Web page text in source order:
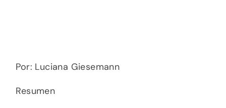
Por: Luciana Giesemann
Resumen